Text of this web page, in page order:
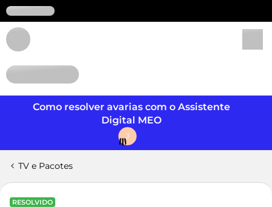
Como resolver avarias com o Assistente
Digital MEO
J
TV e Pacotes
RESOLVIDO